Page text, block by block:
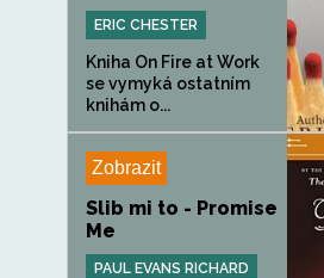
ERIC CHESTER
Kniha On Fire at Work
se vymyká ostatním
knihám o...
Zobrazit
Slib mi to - Promise
Me
PAUL EVANS RICHARD